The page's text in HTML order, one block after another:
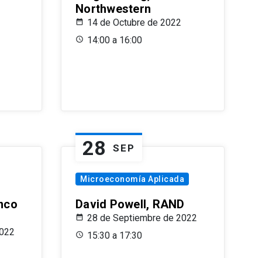
Northwestern
14 de Octubre de 2022
14:00 a 16:00
28 SEP
Microeconomía Aplicada
David Powell, RAND
28 de Septiembre de 2022
15:30 a 17:30